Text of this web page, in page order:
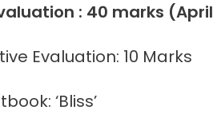
: 40 marks
Evaluation: 10 Marks
‘Bliss’